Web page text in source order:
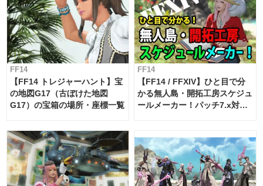
FF14
【FF14 トレジャーハント】宝
の地図G17（古ぼけた地図
G17）の宝箱の場所・座標一覧
FF14
【FF14 / FFXIV】ひと目で分
かる無人島・開拓工房スケジュ
ールメーカー！パッチ7.x対応